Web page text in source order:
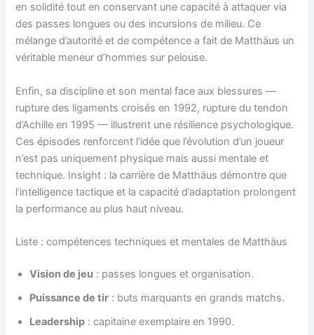
en solidité tout en conservant une capacité à attaquer via
des passes longues ou des incursions de milieu. Ce
mélange d’autorité et de compétence a fait de Matthäus un
véritable meneur d’hommes sur pelouse.
Enfin, sa discipline et son mental face aux blessures —
rupture des ligaments croisés en 1992, rupture du tendon
d’Achille en 1995 — illustrent une résilience psychologique.
Ces épisodes renforcent l’idée que l’évolution d’un joueur
n’est pas uniquement physique mais aussi mentale et
technique. Insight : la carrière de Matthäus démontre que
l’intelligence tactique et la capacité d’adaptation prolongent
la performance au plus haut niveau.
Liste : compétences techniques et mentales de Matthäus
Vision de jeu : passes longues et organisation.
Puissance de tir : buts marquants en grands matchs.
Leadership : capitaine exemplaire en 1990.